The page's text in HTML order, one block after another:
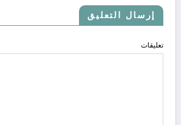
إرسال التعليق
تعليقات